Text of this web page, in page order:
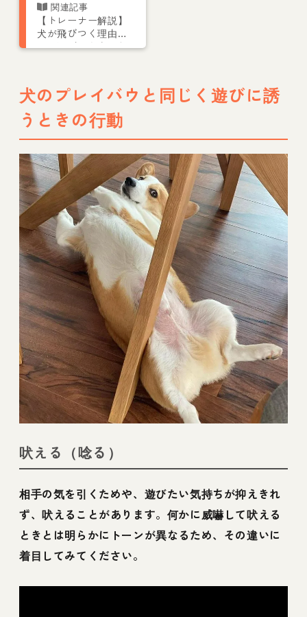
【トレーナー解説】
犬が飛びつく理由
は？飛びつき癖のし
犬のプレイバウと同じく遊びに誘
うときの行動
吠える（唸る）
相手の気を引くためや、遊びたい気持ちが抑えきれ
ず、吠えることがあります。何かに威嚇して吠える
ときとは明らかにトーンが異なるため、その違いに
着目してみてください。